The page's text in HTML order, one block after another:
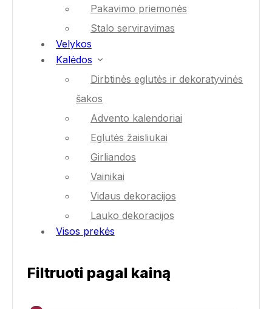
Pakavimo priemonės
Stalo serviravimas
Velykos
Kalėdos
Dirbtinės eglutės ir dekoratyvinės
šakos
Advento kalendoriai
Eglutės žaisliukai
Girliandos
Vainikai
Vidaus dekoracijos
Lauko dekoracijos
Visos prekės
Filtruoti pagal kainą